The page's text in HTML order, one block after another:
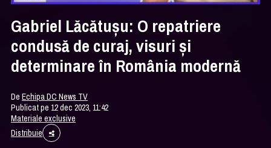
Gabriel Lăcătușu: O repatriere
condusă de curaj, visuri și
determinare în România modernă
DeEchipa DC News TV
Publicat pe 12 dec 2023, 11:42
Materiale exclusive
Distribuie